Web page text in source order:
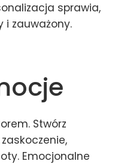
sprawia,
i zauważony.
Stwórz
Emocjonalne